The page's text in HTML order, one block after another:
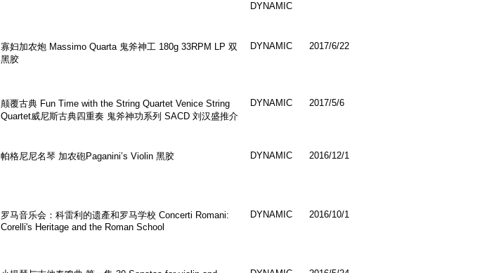
DYNAMIC
寡妇加农炮 Massimo Quarta 鬼斧神工 180g 33RPM LP 双
黑胶
DYNAMIC 2017/6/22
颠覆古典 Fun Time with the String Quartet Venice String
Quartet威尼斯古典四重奏 鬼斧神功系列 SACD 刘汉盛推介
DYNAMIC 2017/5/6
帕格尼尼名琴 加农砲Paganini’s Violin 黑胶 DYNAMIC 2016/12/1
罗马音乐会：科雷利的遗產和罗马学校 Concerti Romani:
Corelli's Heritage and the Roman School
DYNAMIC 2016/10/1